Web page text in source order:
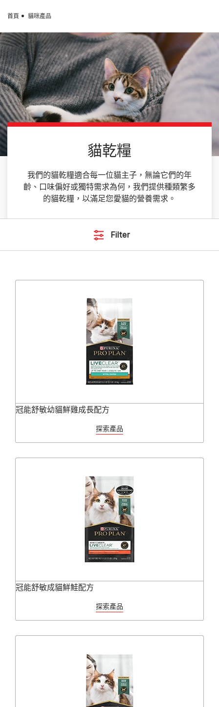
首頁 貓咪產品
貓乾糧
我們的貓乾糧適合每一位貓主子，無論它們的年
齡、口味偏好或獨特需求為何，我們提供種類繁多
的貓乾糧，以滿足您愛貓的營養需求。
Filter
冠能舒敏幼貓鮮雞成長配方
探索產品
冠能舒敏成貓鮮鮭配方
探索產品